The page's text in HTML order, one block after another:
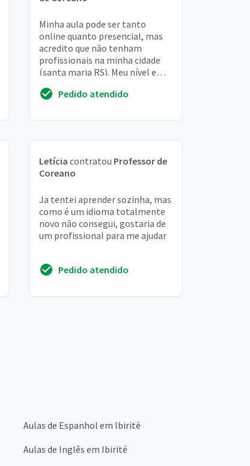
Minha aula pode ser tanto
online quanto presencial, mas
acredito que não tenham
profissionais na minha cidade
(santa maria RS). Meu nível em
aprender pois gost...
Pedido atendido
Letícia contratou Professor de
Coreano
Ja tentei aprender sozinha, mas
como é um idioma totalmente
novo não consegui, gostaria de
um profissional para me ajudar
Pedido atendido
Aulas de Espanhol em Ibirité
Aulas de Inglês em Ibirité